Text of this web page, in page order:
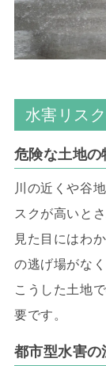
水害リス
危険な土地の
川の近くや谷
スクが高いと
見た目にはわ
の逃げ場がな
こうした土地
要です。
都市型水害の